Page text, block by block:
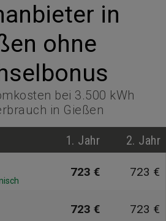
in
ohne
bei 3.500 kWh
in Gießen
1. Jahr
2. Jahr
723 € 723 €
723 € 723 €